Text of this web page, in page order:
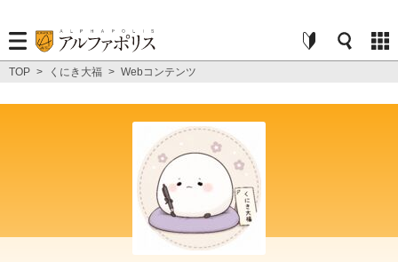
TOP > くにき大福 > Webコンテンツ